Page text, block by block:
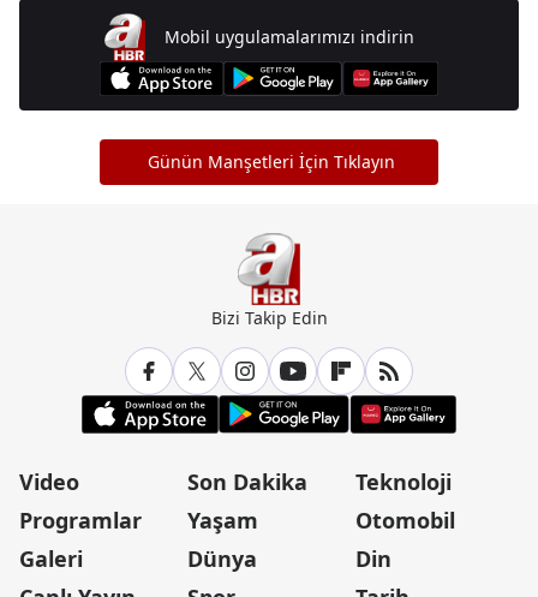
Mobil uygulamalarımızı indirin
Günün Manşetleri İçin Tıklayın
Bizi Takip Edin
Video
Programlar
Galeri
Son Dakika
Yaşam
Dünya
Teknoloji
Otomobil
Din